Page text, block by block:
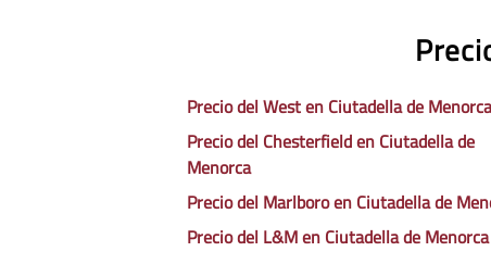
Precio del West en Ciutadella de Menorca
Precio del Chesterfield en Ciutadella de
Menorca
Precio del Marlboro en Ciutadella de
Precio del L&M en Ciutadella de Menorca